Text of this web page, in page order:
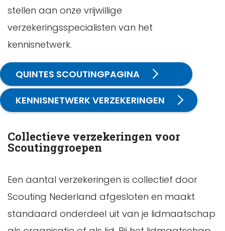
stellen aan onze vrijwillige
verzekeringsspecialisten van het
kennisnetwerk.
QUINTES SCOUTINGPAGINA
KENNISNETWERK VERZEKERINGEN
Collectieve verzekeringen voor
Scoutinggroepen
Een aantal verzekeringen is collectief door
Scouting Nederland afgesloten en maakt
standaard onderdeel uit van je lidmaatschap